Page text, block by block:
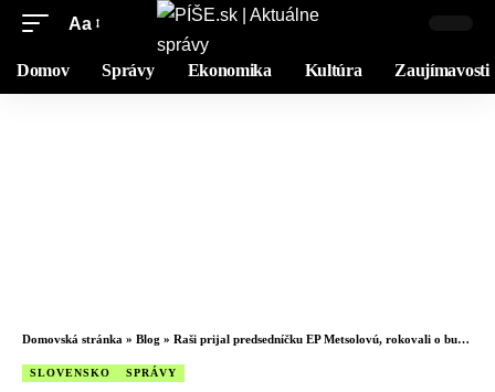
Aa
Domov Správy Ekonomika Kultúra Zaujímavosti
Domovská stránka » Blog » Raši prijal predsedníčku EP Metsolovú, rokovali o budúcom rozpočte Únie, eurofondoch aj konkurencieschopnosti – FOTO
SLOVENSKO SPRÁVY